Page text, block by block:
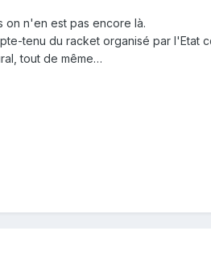
on n'en est pas encore là.
tenu du racket organisé par l'Etat
tout de même…